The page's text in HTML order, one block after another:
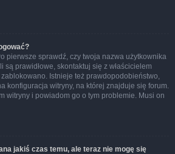
pierwsze sprawdź, czy twoja nazwa użytkownika
są prawidłowe, skontaktuj się z właścicielem
Istnieje też prawdopodobieństwo,
konfiguracja witryny, na której znajduje się forum.
witryny i powiadom go o tym problemie. Musi on
jakiś czas temu, ale teraz nie mogę się